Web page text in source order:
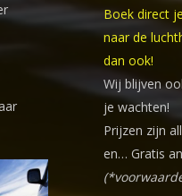
Boek direct
naar de
dan ook!
Wij blijven
je wachten!
Prijzen zijn
en… Gratis